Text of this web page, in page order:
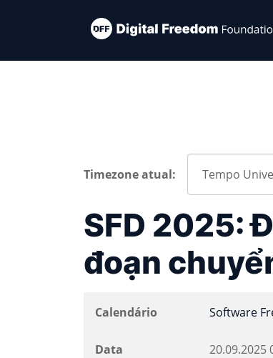
Timezone atual:
SFD 2025:
đoạn
Calendário Software
Data 20.09.2025